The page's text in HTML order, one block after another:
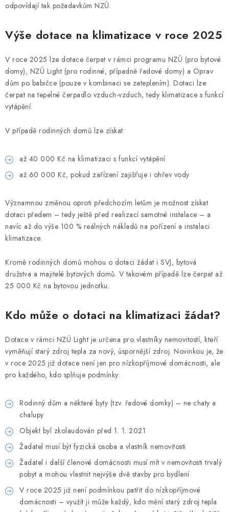
odpovídají tak požadavkům NZÚ.
Výše dotace na klimatizace v roce 2025
V roce 2025 lze dotace čerpat v rámci programu NZÚ (pro bytové
domy), NZÚ Light (pro rodinné, případně řadové domy) a Oprav
dům po babičce (pouze v kombinaci se zateplením). Dotaci lze
čerpat na tepelné čerpadlo vzduch-vzduch, tedy klimatizace s funkcí
vytápění.
V případě rodinných domů lze získat:
až 40 000 Kč na klimatizaci s funkcí vytápění
až 60 000 Kč, pokud zařízení zajišťuje i ohřev vody
Významnou změnou oproti předchozím letům je možnost získat
dotaci předem – tedy ještě před realizací samotné instalace – a
navíc až do výše 100 % reálných nákladů na pořízení a instalaci
klimatizace.
Kromě rodinných domů mohou o dotaci žádat i SVJ, bytová
družstva a majitelé bytových domů. V takovém případě lze čerpat až
25 000 Kč na bytovou jednotku.
Kdo může o dotaci na klimatizaci žádat?
Dotace v rámci NZÚ Light je určena pro vlastníky nemovitostí, kteří
vyměňují starý zdroj tepla za nový, úspornější zdroj. Novinkou je, že
v roce 2025 již dotace není jen pro nízkopříjmové domácnosti, ale
pro každého, kdo splňuje podmínky:
Rodinný dům a některé byty (tzv. řadové domky) – ne chaty a
chalupy
Objekt byl zkolaudován před 1. 1. 2021
Žadatel musí být fyzická osoba a vlastník nemovitosti
Žadatel i další členové domácnosti musí mít v nemovitosti trvalý
pobyt a mohou vlastnit nejvýše dvě stavby pro bydlení
V roce 2025 již není podmínkou patřit do nízkopříjmové
domácnosti – využít ji může každý, kdo mění starý zdroj tepla